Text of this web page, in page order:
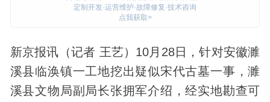
定制开发·运营维护·故障修复·技术咨询
点我获取>
新京报讯（记者 王艺）10月28日，针对安徽濉
溪县临涣镇一工地挖出疑似宋代古墓一事，濉
溪县文物 局副局长张拥军介绍，经实地勘查可